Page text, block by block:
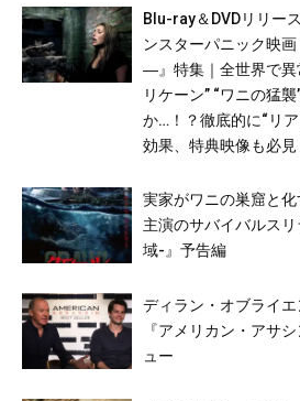
Blu-ray＆DVDリリー
ンスターパニック映
―』特集｜全世界で異
リケーン” “ワニの猛
か…！？徹底的に“リ
効果、特典映像も必見
実家がワニの巣窟と
主演のサバイバルス
域-』予告編
ディラン・オブライ
『アメリカン・アサ
ュー